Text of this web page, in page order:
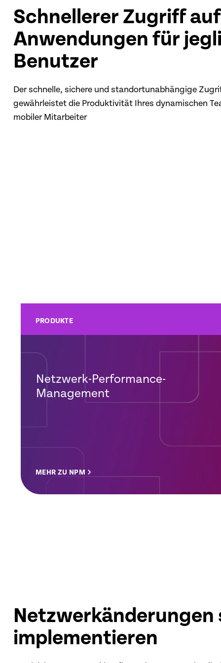
Schnellerer Zugriff
Anwendungen für
Benutzer
Der schnelle, sichere und standortunabhängige
gewährleistet die Produktivität Ihres dynamischen
mobiler Mitarbeiter
PRODUKTE
Netzwerk-Performance-
Management
MEHR ZU NPM
Netzwerkänderungen
implementieren